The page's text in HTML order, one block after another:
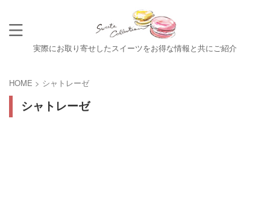
実際にお取り寄せしたスイーツをお得な情報と共にご紹介
HOME > シャトレーゼ
シャトレーゼ